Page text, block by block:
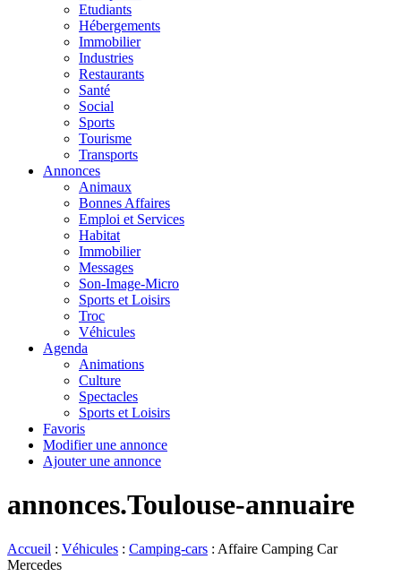
Etudiants
Hébergements
Immobilier
Industries
Restaurants
Santé
Social
Sports
Tourisme
Transports
Annonces
Animaux
Bonnes Affaires
Emploi et Services
Habitat
Immobilier
Messages
Son-Image-Micro
Sports et Loisirs
Troc
Véhicules
Agenda
Animations
Culture
Spectacles
Sports et Loisirs
Favoris
Modifier une annonce
Ajouter une annonce
annonces.Toulouse-annuaire
Accueil : Véhicules : Camping-cars : Affaire Camping Car
Mercedes